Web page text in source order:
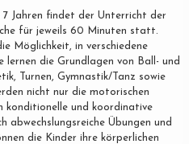
7 Jahren findet der Unterricht der
für jeweils 60 Minuten statt.
Möglichkeit, in verschiedene
lernen die Grundlagen von Ball- und
Turnen, Gymnastik/Tanz sowie
nicht nur die motorischen
konditionelle und koordinative
abwechslungsreiche Übungen und
die Kinder ihre körperlichen